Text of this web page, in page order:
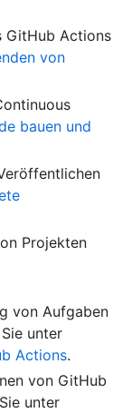
GitHub Actions
von
bauen und
Projekten
von Aufgaben
unter
Actions.
von GitHub
unter